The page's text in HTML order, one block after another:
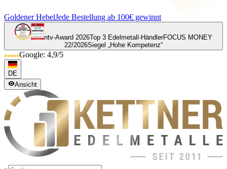
Goldener HebelJede Bestellung ab 100€ gewinnt
ntv-Award 2026Top 3 Edelmetall-HändlerFOCUS MONEY
22/2026Siegel „Hohe Kompetenz“
Google: 4,9/5
DE
Ansicht